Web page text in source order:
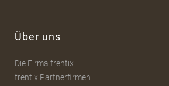
Über uns
Die Firma frentix
frentix Partnerfirmen